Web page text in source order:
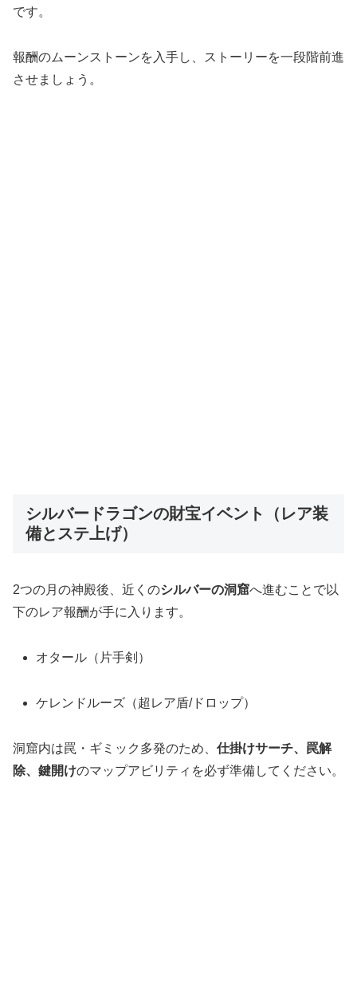
です。
報酬のムーンストーンを入手し、ストーリーを一段階前進
させましょう。
シルバードラゴンの財宝イベント（レア装
備とステ上げ）
2つの月の神殿後、近くのシルバーの洞窟へ進むことで以
下のレア報酬が手に入ります。
オタール（片手剣）
ケレンドルーズ（超レア盾/ドロップ）
洞窟内は罠・ギミック多発のため、 仕掛けサーチ、罠解
除、鍵開けのマップアビリティを必ず準備してください。